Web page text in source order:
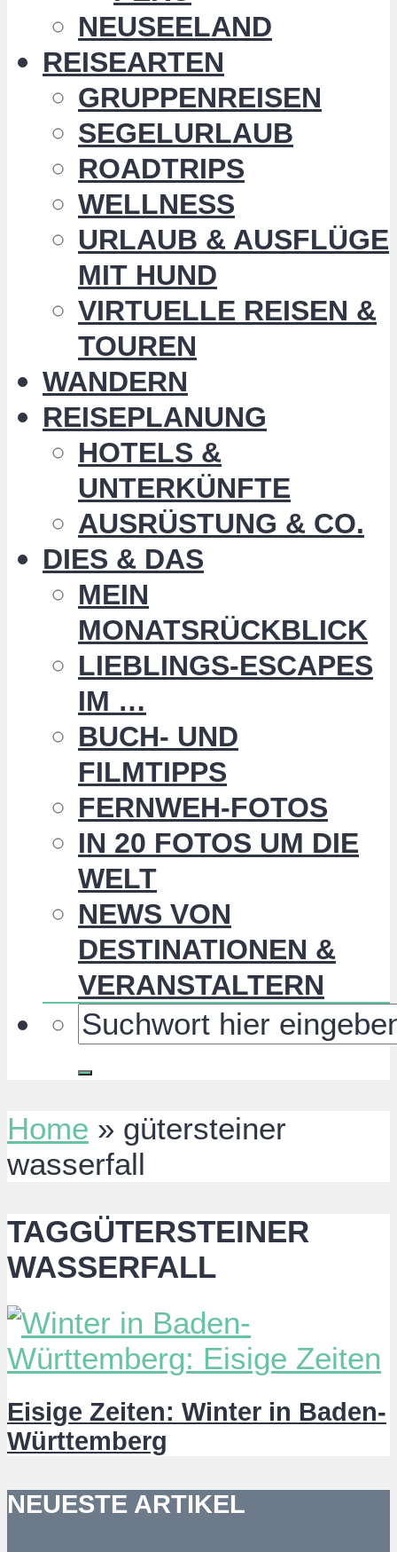
NEUSEELAND
REISEARTEN
GRUPPENREISEN
SEGELURLAUB
ROADTRIPS
WELLNESS
URLAUB & AUSFLÜGE
MIT HUND
VIRTUELLE REISEN &
TOUREN
WANDERN
REISEPLANUNG
HOTELS &
UNTERKÜNFTE
AUSRÜSTUNG & CO.
DIES & DAS
MEIN
MONATSRÜCKBLICK
LIEBLINGS-ESCAPES
IM …
BUCH- UND
FILMTIPPS
FERNWEH-FOTOS
IN 20 FOTOS UM DIE
WELT
NEWS VON
DESTINATIONEN &
VERANSTALTERN
Home » gütersteiner
wasserfall
TAGGÜTERSTEINER
WASSERFALL
Eisige Zeiten: Winter in Baden-
Württemberg
NEUESTE ARTIKEL